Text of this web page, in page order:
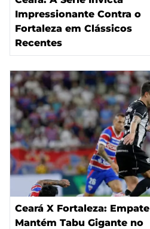
Impressionante Contra o
Fortaleza em Clássicos
Recentes
Ceará X Fortaleza: Empate
Mantém Tabu Gigante no